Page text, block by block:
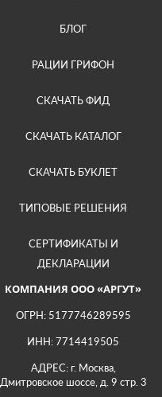
БЛОГ
РАЦИИ ГРИФОН
СКАЧАТЬ ФИД
СКАЧАТЬ КАТАЛОГ
СКАЧАТЬ БУКЛЕТ
ТИПОВЫЕ РЕШЕНИЯ
СЕРТИФИКАТЫ И
ДЕКЛАРАЦИИ
КОМПАНИЯ ООО «АРГУТ»
ОГРН: 5177746289595
ИНН: 7714419505
АДРЕС: г. Москва,
Дмитровское шоссе, д. 9 стр. 3